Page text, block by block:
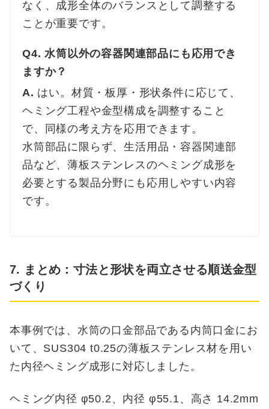
なく、成形全体のバランスとして調整する
ことが重要です。
Q4. 水筒以外の容器関連部品にも応用でき
ますか？
A. はい。材質・板厚・形状条件に応じて、
ヘミング工程や金型構成を調整すること
で、同様の考え方を応用できます。
水筒部品に限らず、生活用品・容器関連部
品など、薄板ステンレスのヘミング成形を
必要とする製品分野にも応用しやすい内容
です。
7. まとめ：寸法と形状を両立させる順送金型
づくり
本事例では、水筒の口金部品である内筒口金にお
いて、SUS304 t0.25の薄板ステンレス材を用い
た内径ヘミング成形に対応しました。
ヘミング内径 φ50.2、内径 φ55.1、高さ 14.2mm